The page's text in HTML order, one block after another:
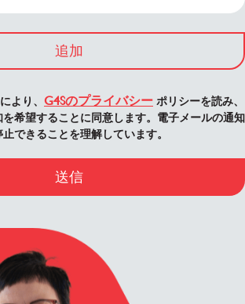
追加
より、 G4Sのプライバシー ポリシーを読み、
希望することに同意します。電子メールの通知
できることを理解しています。
送信